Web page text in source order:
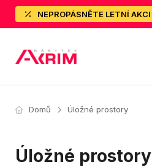
NEPROPÁSNĚTE LETNÍ AKCI
Domů Úložné prostory
Úložné prostory